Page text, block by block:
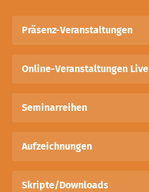
Präsenz-Veranstaltungen
Online-Veranstaltungen Live
Seminarreihen
Aufzeichnungen
Skripte/Downloads